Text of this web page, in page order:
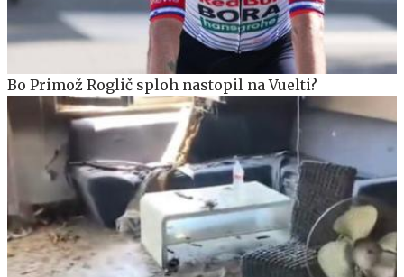
Bo Primož Roglič sploh nastopil na Vuelti?